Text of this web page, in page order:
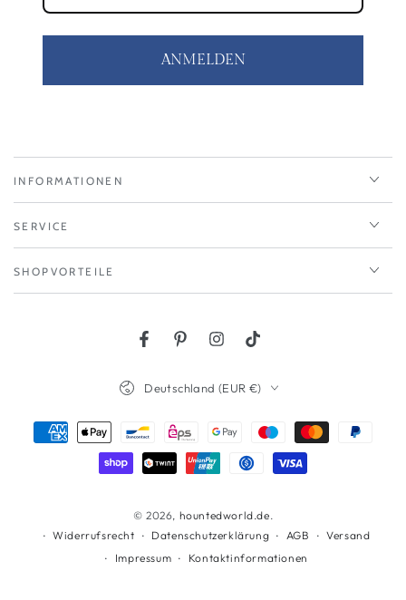
ANMELDEN
INFORMATIONEN
SERVICE
SHOPVORTEILE
FacebookPinterestInstagram
TikTok
© 2026, hountedworld.de.
Widerrufsrecht
Datenschutzerklärung AGB
Versand
Impressum
Kontaktinformationen
Deutschland (EUR €)
Zahlungsmöglichkeiten